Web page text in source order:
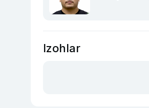
Izohlar